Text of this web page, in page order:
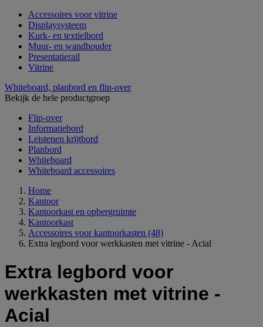
Accessoires voor vitrine
Displaysysteem
Kurk- en textielbord
Muur- en wandhouder
Presentatierail
Vitrine
Whiteboard, planbord en flip-over
Bekijk de hele productgroep
Flip-over
Informatiebord
Leistenen krijtbord
Planbord
Whiteboard
Whiteboard accessoires
Home
Kantoor
Kantoorkast en opbergruimte
Kantoorkast
Accessoires voor kantoorkasten (48)
Extra legbord voor werkkasten met vitrine - Acial
Extra legbord voor
werkkasten met vitrine -
Acial